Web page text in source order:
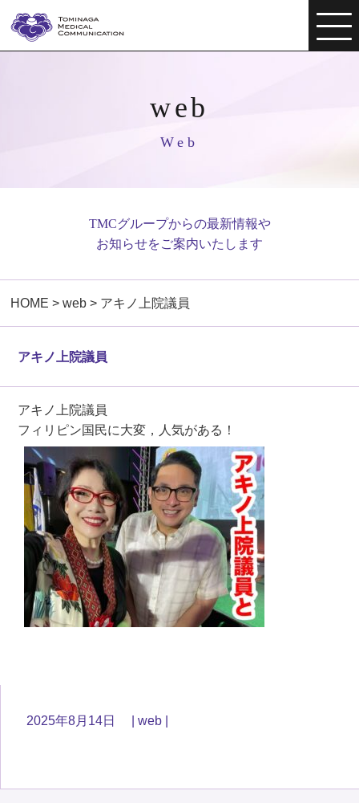
web
Web
TMCグループからの最新情報や
お知らせをご案内いたします
HOME >web > アキノ上院議員
アキノ上院議員
アキノ上院議員
フィリピン国民に大変，人気がある！
2025年8月14日 web